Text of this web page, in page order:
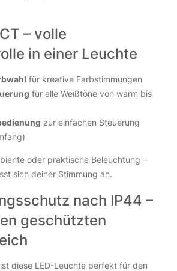
– volle
in einer Leuchte
für kreative Farbstimmungen
für alle Weißtöne von warm bis
zur einfachen Steuerung
oder praktische Beleuchtung –
sich deiner Stimmung an.
nach IP44 –
geschützten
ist diese LED-Leuchte perfekt für den